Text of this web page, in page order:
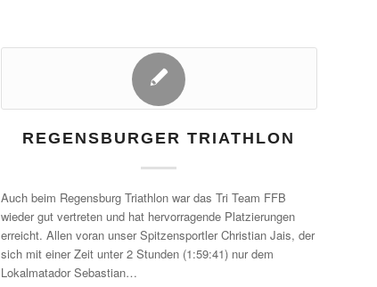
REGENSBURGER TRIATHLON
Auch beim Regensburg Triathlon war das Tri Team FFB
wieder gut vertreten und hat hervorragende Platzierungen
erreicht. Allen voran unser Spitzensportler Christian Jais, der
sich mit einer Zeit unter 2 Stunden (1:59:41) nur dem
Lokalmatador Sebastian…